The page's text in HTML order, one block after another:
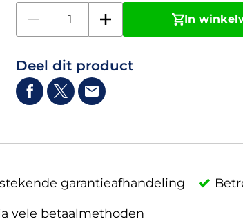
In
Deel dit product
garantieafhandeling
vele betaalmethoden